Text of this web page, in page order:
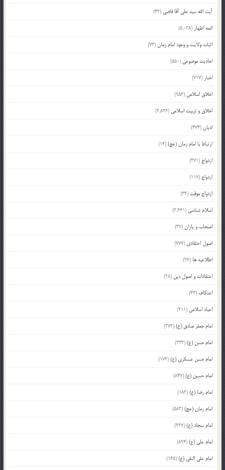
آیت الله سید علی آقا قاضی (42)
ائمه اطهار (5,038)
اثبات ولایت و وجود امام زمان(73)
احادیث موضوعی (550)
اخبار (717)
اخلاق اسلامی (956)
اخلاق و تربیت اسلامی (2,836)
ادیان(474)
ارتباط با امام زمان (عج)(14)
ازدواج (371)
ازدواج (117)
ازدواج موقت (32)
اسلام شناسی (2,661)
اصحاب و یاران(37)
اصول اعتقادی (777)
اطلاعیه ها (26)
اعتقادات و اصول دین (28)
اعتکاف (43)
اعیاد اسلامی (211)
امام جعفر صادق (ع)(372)
امام حسن (ع)(233)
امام حسن عسکری (ع)(172)
امام حسین (ع)(847)
امام رضا (ع)(182)
امام زمان (عج)(583)
امام سجاد (ع)(227)
امام علی (ع)(894)
امام علی النقی (ع)(165)